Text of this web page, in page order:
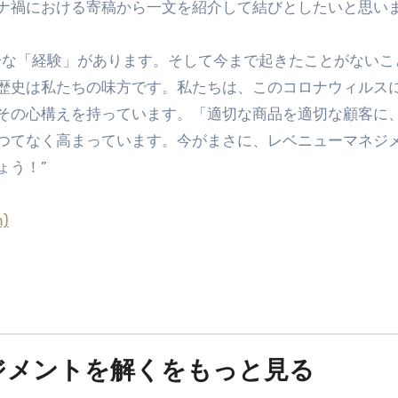
における寄稿から一文を紹介して結びとしたいと思い
「経験」があります。そして今まで起きたことがない
は私たちの味方です。私たちは、このコロナウィルス
心構えを持っています。「適切な商品を適切な顧客に
なく高まっています。今がまさに、レベニューマネジ
ょう！”
ントを解くをもっと見る